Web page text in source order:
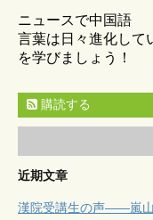
ニュースで中国語
言葉は日々進化して
を学びましょう！
購読する
近期文章
漢院受講生の声——嵐